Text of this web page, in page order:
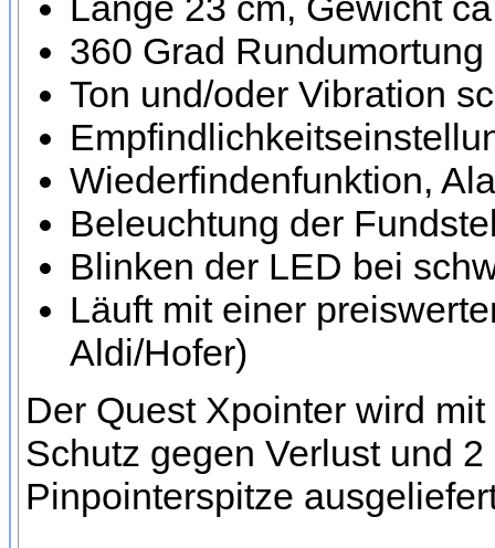
360 Grad
Ton und/oder Vibration
Wiederfindenfunktion,
Beleuchtung der
Blinken der LED bei
Läuft mit einer
Aldi/Hofer)
Der Quest Xpointer wird
Schutz gegen Verlust und
Pinpointerspitze